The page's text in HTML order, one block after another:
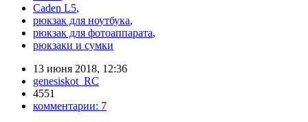
Caden L5,
рюкзак для ноутбука,
рюкзак для фотоаппарата,
рюкзаки и сумки
13 июня 2018, 12:36
genesiskot_RC
4551
комментарии: 7